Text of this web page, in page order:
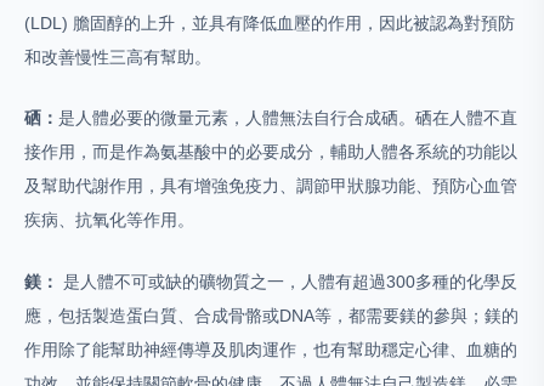
(LDL) 膽固醇的上升，並具有降低血壓的作用，因此被認為對預防
和改善慢性三高有幫助。
硒： 是人體必要的微量元素，人體無法自行合成硒。硒在人體不直
接作用，而是作為氨基酸中的必要成分，輔助人體各系統的功能以
及幫助代謝作用，具有增強免疫力、調節甲狀腺功能、預防心血管
疾病、抗氧化等作用。
鎂： 是人體不可或缺的礦物質之一，人體有超過300多種的化學反
應，包括製造蛋白質、合成骨骼或DNA等，都需要鎂的參與；鎂的
作用除了能幫助神經傳導及肌肉運作，也有幫助穩定心律、血糖的